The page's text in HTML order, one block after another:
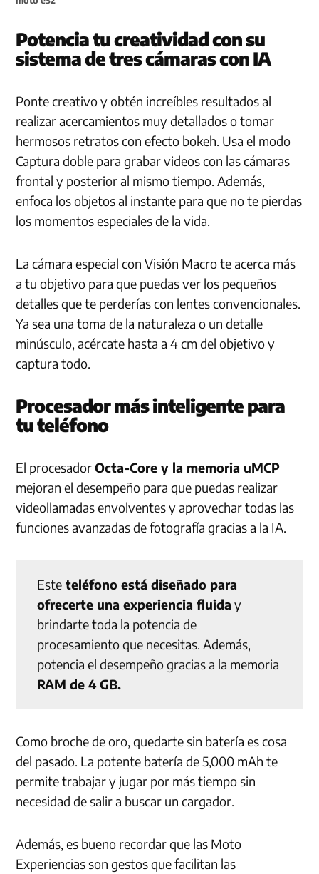
Potencia tu creatividad con su
sistema de tres cámaras con IA
Ponte creativo y obtén increíbles resultados al
realizar acercamientos muy detallados o tomar
hermosos retratos con efecto bokeh. Usa el modo
Captura doble para grabar videos con las cámaras
frontal y posterior al mismo tiempo. Además,
enfoca los objetos al instante para que no te pierdas
los momentos especiales de la vida.
La cámara especial con Visión Macro te acerca más
a tu objetivo para que puedas ver los pequeños
detalles que te perderías con lentes convencionales.
Ya sea una toma de la naturaleza o un detalle
minúsculo, acércate hasta a 4 cm del objetivo y
captura todo.
Procesador más inteligente para
tu teléfono
El procesadorOcta-Core y la memoria uMCP
mejoran el desempeño para que puedas realizar
videollamadas envolventes y aprovechar todas las
funciones avanzadas de fotografía gracias a la IA.
Este teléfono está diseñado para
ofrecerte una experiencia fluida y
brindarte toda la potencia de
procesamiento que necesitas. Además,
potencia el desempeño gracias a la memoria
RAM de 4 GB.
Como broche de oro, quedarte sin batería es cosa
del pasado. La potente batería de 5,000 mAh te
permite trabajar y jugar por más tiempo sin
necesidad de salir a buscar un cargador.
Además, es bueno recordar que las Moto
Experiencias son gestos que facilitan las